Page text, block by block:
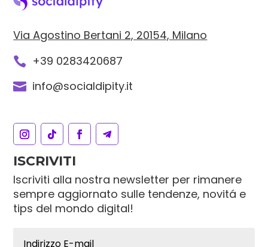
Via Agostino Bertani 2, 20154, Milano
 +39 0283420687
 info@socialdipity.it
ISCRIVITI
Iscriviti alla nostra newsletter per rimanere
sempre aggiornato sulle tendenze, novitá e
tips del mondo digital!